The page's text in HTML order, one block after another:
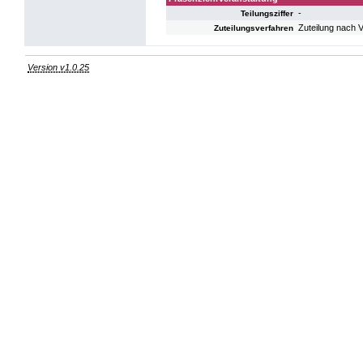
Teilungsziffer -
Zuteilungsverfahren Zuteilung nach
Version v1.0.25